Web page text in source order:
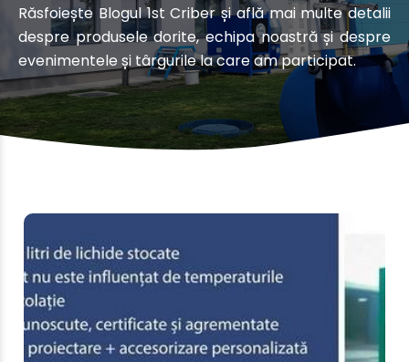
Răsfoiește Blogul 1st Criber și află mai multe detalii
despre produsele dorite, echipa noastră și despre
evenimentele și târgurile la care am participat.